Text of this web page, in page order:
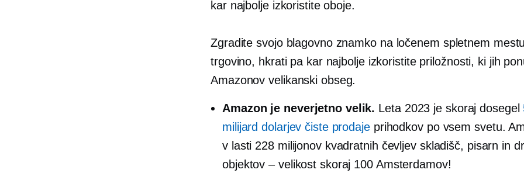
kar najbolje izkoristite oboje.
Zgradite svojo blagovno znamko na ločenem spletnem
trgovino, hkrati pa kar najbolje izkoristite priložnosti, ki jih
Amazonov velikanski obseg.
Amazon je neverjetno velik. Leta 2023 je skoraj dosegel
milijard dolarjev čiste prodajeprihodkov po vsem svetu.
v lasti 228 milijonov kvadratnih čevljev skladišč, pisarn in
objektov – velikost skoraj 100 Amsterdamov!